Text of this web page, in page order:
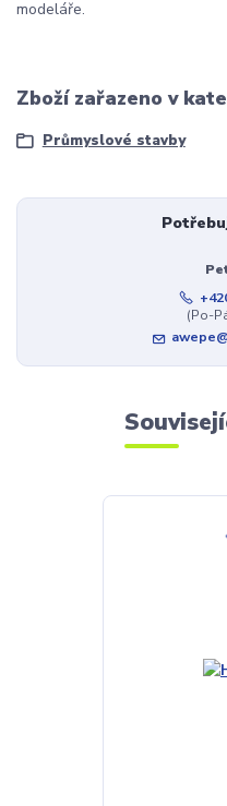
modeláře.
Zboží zařazeno v
Průmyslové stavby
(Po-